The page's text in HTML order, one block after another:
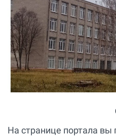
На странице портала вы